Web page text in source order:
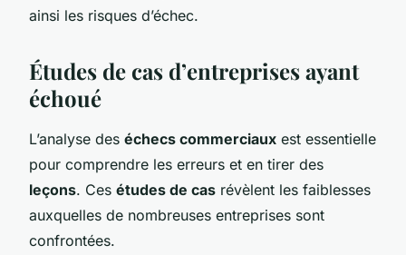
ainsi les risques d’échec.
Études de cas d’entreprises ayant
échoué
L’analyse des échecs commerciaux est essentielle
pour comprendre les erreurs et en tirer des
leçons. Ces études de cas révèlent les faiblesses
auxquelles de nombreuses entreprises sont
confrontées.